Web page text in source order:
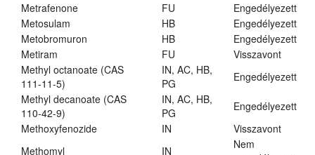
Metrafenone FU
Engedélyezett
Metosulam
HB
Engedélyezett
Metobromuron
HB
Engedélyezett
Metiram
FU
Visszavont
Methyl octanoate (CAS
111-11-5)
IN, AC, HB,
PG
Engedélyezett
Methyl decanoate (CAS
110-42-9)
IN, AC, HB,
PG
Engedélyezett
Methoxyfenozide
IN
Visszavont
Methomyl
IN
Nem